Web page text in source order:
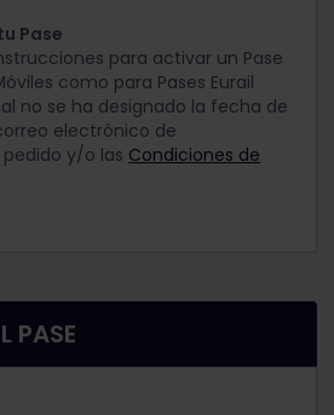
Pase
para activar un Pase
como para Pases Eurail
no se ha designado la fecha de
electrónico de
y/o las Condiciones de
PASE